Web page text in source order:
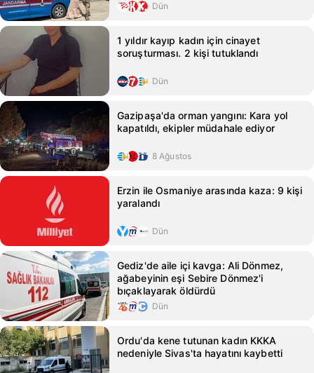
Dün
1 yıldır kayıp kadın için cinayet
soruşturması. 2 kişi tutuklandı
Dün
Gazipaşa'da orman yangını: Kara yol
kapatıldı, ekipler müdahale ediyor
8 Ağustos
Erzin ile Osmaniye arasında kaza: 9 kişi
yaralandı
Dün
Gediz'de aile içi kavga: Ali Dönmez,
ağabeyinin eşi Sebire Dönmez'i
bıçaklayarak öldürdü
Dün
Ordu'da kene tutunan kadın KKKA
nedeniyle Sivas'ta hayatını kaybetti